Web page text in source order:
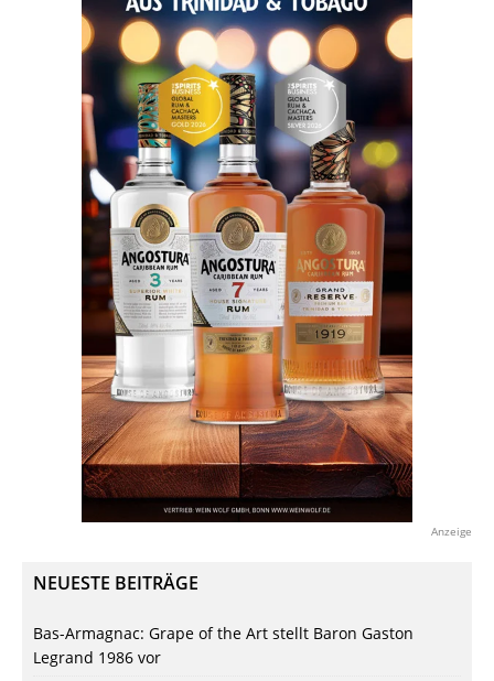
Anzeige
NEUESTE BEITRÄGE
Bas-Armagnac: Grape of the Art stellt Baron Gaston
Legrand 1986 vor